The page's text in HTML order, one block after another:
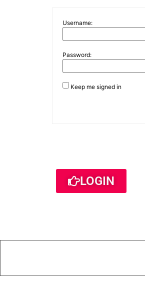
Username:
Password:
Keep me signed in
LOGIN